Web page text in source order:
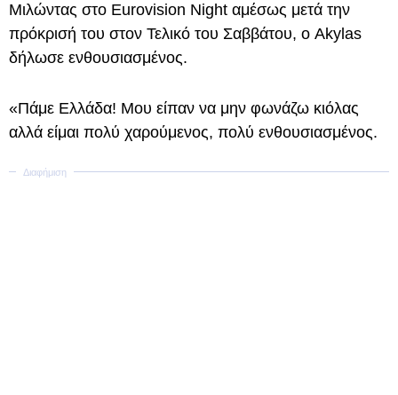
Μιλώντας στο Eurovision Night αμέσως μετά την
πρόκρισή του στον Τελικό του Σαββάτου, ο Akylas
δήλωσε ενθουσιασμένος.
«Πάμε Ελλάδα! Μου είπαν να μην φωνάζω κιόλας
αλλά είμαι πολύ χαρούμενος, πολύ ενθουσιασμένος.